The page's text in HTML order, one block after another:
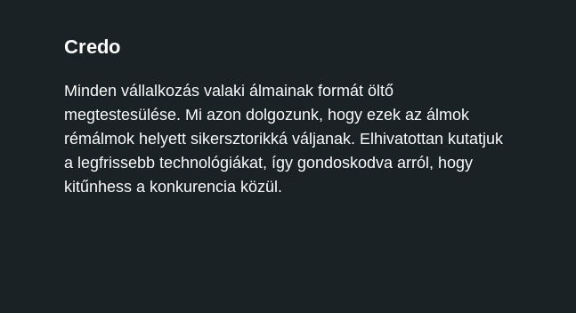
Credo
Minden vállalkozás valaki álmainak formát öltő
megtestesülése. Mi azon dolgozunk, hogy ezek az álmok
rémálmok helyett sikersztorikká váljanak. Elhivatottan kutatjuk
a legfrissebb technológiákat, így gondoskodva arról, hogy
kitűnhess a konkurencia közül.